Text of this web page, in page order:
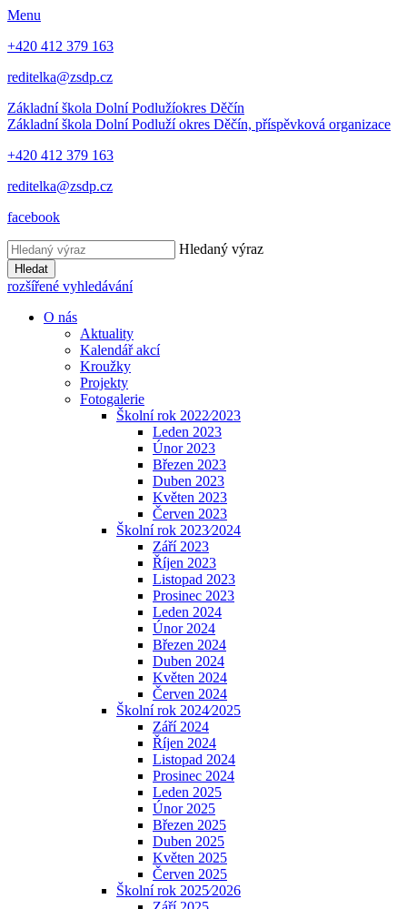
Menu
+420 412 379 163
reditelka@zsdp.cz
Základní škola Dolní Podlužíokres Děčín
Základní škola Dolní Podlužíokres Děčín, příspěvková organizace
+420 412 379 163
reditelka@zsdp.cz
facebook
Hledaný výraz
Hledat
rozšířené vyhledávání
O nás
Aktuality
Kalendář akcí
Kroužky
Projekty
Fotogalerie
Školní rok 2022⁄2023
Leden 2023
Únor 2023
Březen 2023
Duben 2023
Květen 2023
Červen 2023
Školní rok 2023⁄2024
Září 2023
Říjen 2023
Listopad 2023
Prosinec 2023
Leden 2024
Únor 2024
Březen 2024
Duben 2024
Květen 2024
Červen 2024
Školní rok 2024⁄2025
Září 2024
Říjen 2024
Listopad 2024
Prosinec 2024
Leden 2025
Únor 2025
Březen 2025
Duben 2025
Květen 2025
Červen 2025
Školní rok 2025⁄2026